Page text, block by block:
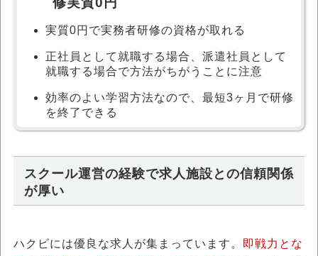
実質0円で実務者研修の資格が取れる
正社員として就職する場合、派遣社員として
就職する場合で方法がちがうことに注意
効率のよい学習方法なので、最短3ヶ月で研修
を終了できる
スクール運営の経験で求人施設との信頼関係
が厚い
ハクビには優良な求人が集まっています。
即戦力とな